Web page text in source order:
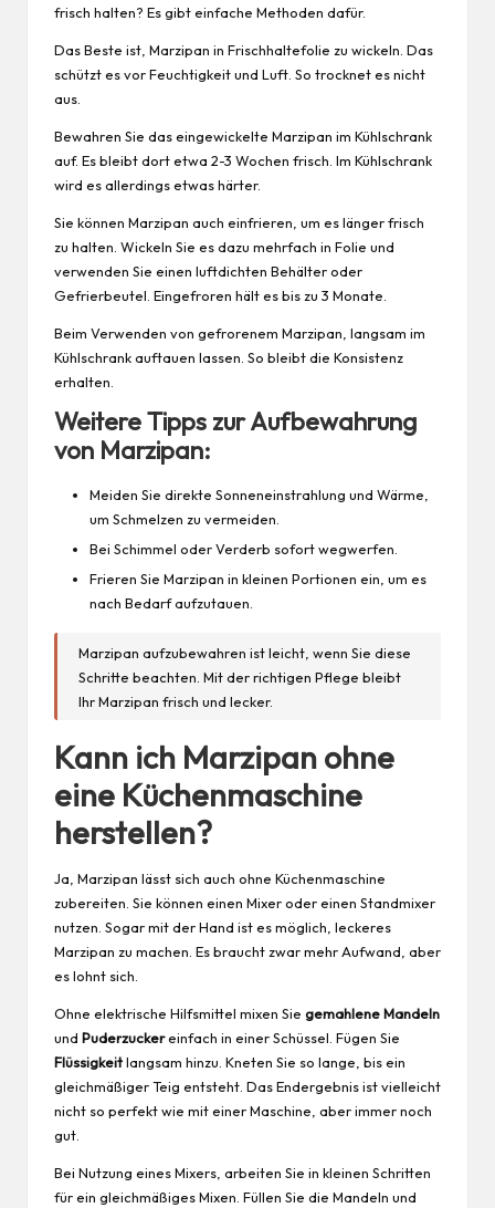
frisch halten? Es gibt einfache Methoden dafür.
Das Beste ist, Marzipan in Frischhaltefolie zu wickeln. Das
schützt es vor Feuchtigkeit und Luft. So trocknet es nicht
aus.
Bewahren Sie das eingewickelte Marzipan im Kühlschrank
auf. Es bleibt dort etwa 2-3 Wochen frisch. Im Kühlschrank
wird es allerdings etwas härter.
Sie können Marzipan auch einfrieren, um es länger frisch
zu halten. Wickeln Sie es dazu mehrfach in Folie und
verwenden Sie einen luftdichten Behälter oder
Gefrierbeutel. Eingefroren hält es bis zu 3 Monate.
Beim Verwenden von gefrorenem Marzipan, langsam im
Kühlschrank auftauen lassen. So bleibt die Konsistenz
erhalten.
Weitere Tipps zur Aufbewahrung
von Marzipan:
Meiden Sie direkte Sonneneinstrahlung und Wärme,
um Schmelzen zu vermeiden.
Bei Schimmel oder Verderb sofort wegwerfen.
Frieren Sie Marzipan in kleinen Portionen ein, um es
nach Bedarf aufzutauen.
Marzipan aufzubewahren ist leicht, wenn Sie diese
Schritte beachten. Mit der richtigen Pflege bleibt
Ihr Marzipan frisch und lecker.
Kann ich Marzipan ohne
eine Küchenmaschine
herstellen?
Ja, Marzipan lässt sich auch ohne Küchenmaschine
zubereiten. Sie können einen Mixer oder einen Standmixer
nutzen. Sogar mit der Hand ist es möglich, leckeres
Marzipan zu machen. Es braucht zwar mehr Aufwand, aber
es lohnt sich.
Ohne elektrische Hilfsmittel mixen Sie gemahlene Mandeln
und Puderzuckereinfach in einer Schüssel. Fügen Sie
Flüssigkeitlangsam hinzu. Kneten Sie so lange, bis ein
gleichmäßiger Teig entsteht. Das Endergebnis ist vielleicht
nicht so perfekt wie mit einer Maschine, aber immer noch
gut.
Bei Nutzung eines Mixers, arbeiten Sie in kleinen Schritten
für ein gleichmäßiges Mixen. Füllen Sie die Mandeln und